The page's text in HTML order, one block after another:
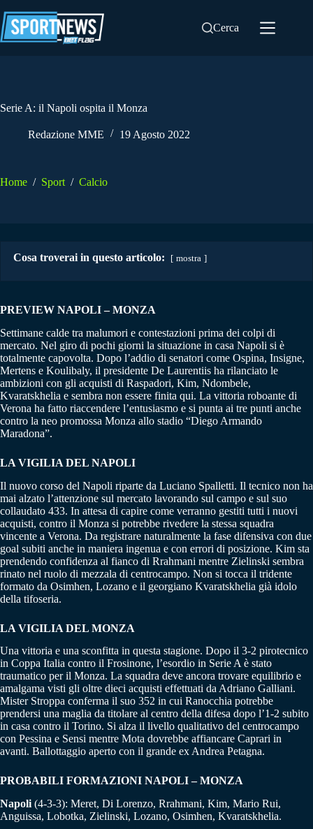
al
contenuto
Cerca
Serie A: il Napoli ospita il Monza
Redazione MME 19 Agosto 2022
Home / Sport / Calcio
Cosa troverai in questo articolo: mostra
PREVIEW NAPOLI – MONZA
Settimane calde tra malumori e contestazioni prima dei colpi di
mercato. Nel giro di pochi giorni la situazione in casa Napoli si è
totalmente capovolta. Dopo l’addio di senatori come Ospina, Insigne,
Mertens e Koulibaly, il presidente De Laurentiis ha rilanciato le
ambizioni con gli acquisti di Raspadori, Kim, Ndombele,
Kvaratskhelia e sembra non essere finita qui. La vittoria roboante di
Verona ha fatto riaccendere l’entusiasmo e si punta ai tre punti anche
contro la neo promossa Monza allo stadio “Diego Armando
Maradona”.
LA VIGILIA DEL NAPOLI
Il nuovo corso del Napoli riparte da Luciano Spalletti. Il tecnico non ha
mai alzato l’attenzione sul mercato lavorando sul campo e sul suo
collaudato 433. In attesa di capire come verranno gestiti tutti i nuovi
acquisti, contro il Monza si potrebbe rivedere la stessa squadra
vincente a Verona. Da registrare naturalmente la fase difensiva con due
goal subiti anche in maniera ingenua e con errori di posizione. Kim sta
prendendo confidenza al fianco di Rrahmani mentre Zielinski sembra
rinato nel ruolo di mezzala di centrocampo. Non si tocca il tridente
formato da Osimhen, Lozano e il georgiano Kvaratskhelia già idolo
della tifoseria.
LA VIGILIA DEL MONZA
Una vittoria e una sconfitta in questa stagione. Dopo il 3-2 pirotecnico
in Coppa Italia contro il Frosinone, l’esordio in Serie A è stato
traumatico per il Monza. La squadra deve ancora trovare equilibrio e
amalgama visti gli oltre dieci acquisti effettuati da Adriano Galliani.
Mister Stroppa conferma il suo 352 in cui Ranocchia potrebbe
prendersi una maglia da titolare al centro della difesa dopo l’1-2 subito
in casa contro il Torino. Si alza il livello qualitativo del centrocampo
con Pessina e Sensi mentre Mota dovrebbe affiancare Caprari in
avanti. Ballottaggio aperto con il grande ex Andrea Petagna.
PROBABILI FORMAZIONI NAPOLI – MONZA
Napoli (4-3-3): Meret, Di Lorenzo, Rrahmani, Kim, Mario Rui,
Anguissa, Lobotka, Zielinski, Lozano, Osimhen, Kvaratskhelia.